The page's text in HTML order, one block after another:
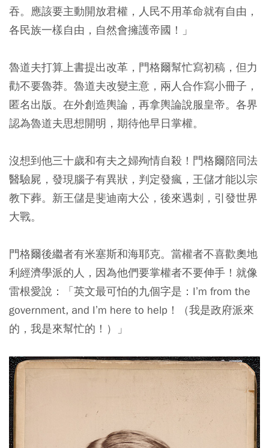
吞。應該要主動開放君權，人民不用革命就有自由，
各民族一樣自由，自然會擁護帝國！」
魯道夫打算上書提出改革，門格爾幫忙寫初稿，但力
勸不要魯莽。魯道夫改變主意，兩人合作寫小冊子，
匿名出版。在外創造輿論，再拿輿論說服皇帝。各界
認為魯道夫思想開明，期待他早日掌權。
沒想到他三十歲和有夫之婦殉情自殺！門格爾陪同法
醫驗屍，發現腦子有異狀，判定發瘋，王儲才能以宗
教下葬。新王儲是斐迪南大公，後來遇刺，引發世界
大戰。
門格爾後繼者有米塞斯和海耶克。當權者不喜歡奧地
利經濟學派的人，因為他們要掌權者不要伸手！就像
雷根愛說：「英文最可怕的九個字是：I’m from the
government, and I’m here to help！（我是政府派來
的，我是來幫忙的！）」